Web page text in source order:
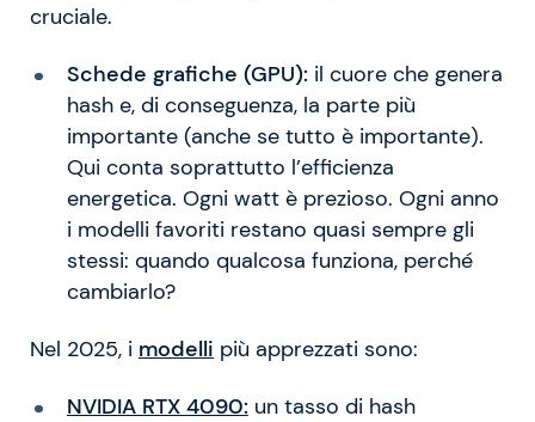
cruciale.
Schede grafiche (GPU): il cuore che genera
hash e, di conseguenza, la parte più
importante (anche se tutto è importante).
Qui conta soprattutto l’efficienza
energetica. Ogni watt è prezioso. Ogni anno
i modelli favoriti restano quasi sempre gli
stessi: quando qualcosa funziona, perché
cambiarlo?
Nel 2025, i modelli più apprezzati sono:
NVIDIA RTX 4090: un tasso di hash